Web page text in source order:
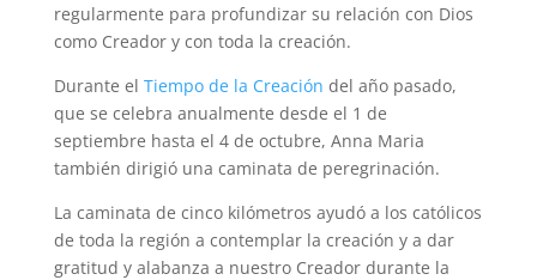
regularmente para profundizar su relación con Dios
como Creador y con toda la creación.
Durante el Tiempo de la Creación del año pasado,
que se celebra anualmente desde el 1 de
septiembre hasta el 4 de octubre, Anna Maria
también dirigió una caminata de peregrinación.
La caminata de cinco kilómetros ayudó a los católicos
de toda la región a contemplar la creación y a dar
gratitud y alabanza a nuestro Creador durante la